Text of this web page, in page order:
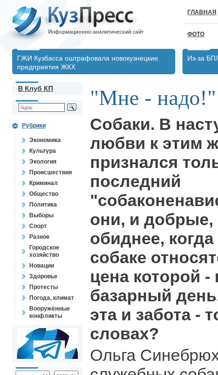
ГЛАВНАЯ
ФОТО
ГЖИ Кузбасса оштрафовала новокузнецкие
предприятия ЖКХ
Из-за
В Клуб КП
Рубрики
Экономика
Культура
Экология
Происшествия
Криминал
Общество
Политика
Выборы
Спорт
Разное
Городское
хозяйство
Новации
Здоровье
Протесты
Погода, климат
Вооружённые
конфликты
"Мне - надо!"
Собаки. В
любви к этим
признался
последний
они, и
обиднее,
собаке
цена которой -
базарный
эта и забота -
словах?
Ольга